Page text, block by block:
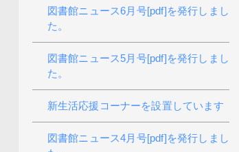
図書館ニュース6月号[pdf]を発行しまし
た。
図書館ニュース5月号[pdf]を発行しまし
た。
新生活応援コーナーを設置しています
図書館ニュース4月号[pdf]を発行しまし